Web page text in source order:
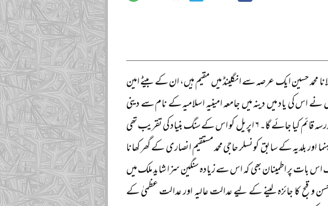
محمد حسین ایک عرصہ سے انگلینڈ میں مقیم ہیں، ان کے بیٹے امین
اس کی یاد میں دینہ میں جامعہ امینیہ اسلامیہ کے نام سے دینی
درسگاہ تعمیر کرنے کا پروگرام بنایا ہے۔ تین کنال جگہ میں طالبات کی دینی تعلیم کا مدرسہ قائم کیا جائے گا۔ ۶ اپریل کو اس کے سنگ بنیاد کی تقریب تھی
بلدیہ کے سابق کونسلر حاجی محمد مستقیم انصاری کے گھر کھانا
تک اس بات پر اطمینان بھی کہ اس سے زیادہ سنگین سزا شاید ملک میں
قبح کا جائزہ لینے کے لیے عدالت عالیہ اور عدالت عظمیٰ کے